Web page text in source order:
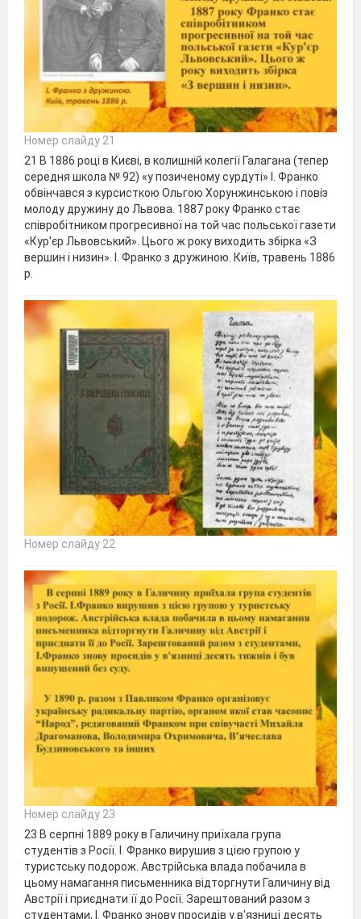
Номер слайду 21
21 В 1886 році в Києві, в колишній колегії Галагана (тепер
середня школа № 92) «у позиченому сурдуті» І. Франко
обвінчався з курсисткою Ольгою Хорунжинською і повіз
молоду дружину до Львова. 1887 року Франко стає
співробітником прогресивної на той час польської газети
«Кур'єр Львовський». Цього ж року виходить збірка «З
вершин і низин». І. Франко з дружиною. Київ, травень 1886
р.
Номер слайду 22
Номер слайду 23
23 В серпні 1889 року в Галичину приїхала група
студентів з Pociї. І. Франко вирушив з цією групою у
туристську подорож. Австрійська влада побачила в
цьому намагання письменника відторгнути Галичину від
Австрії і приєднати її до Росії. Зарештований разом з
студентами, І. Франко знову просидів у в'язниці десять